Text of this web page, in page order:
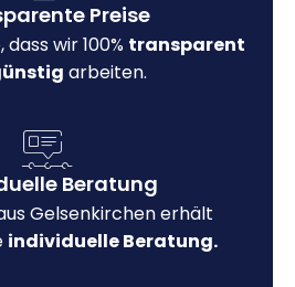
Preise
dass wir 100% transparent
arbeiten.
Beratung
Gelsenkirchen erhält
individuelle Beratung.